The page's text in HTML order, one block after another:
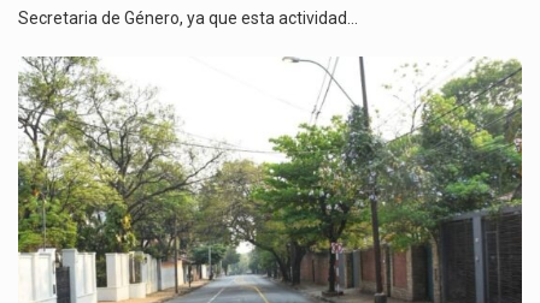
Secretaria de Género, ya que esta actividad…